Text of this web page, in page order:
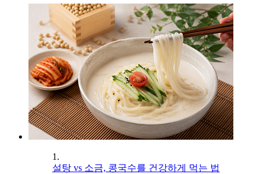
1.
설탕 vs 소금, 콩국수를 건강하게 먹는 법